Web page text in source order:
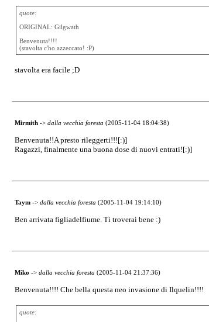
quote:
ORIGINAL: Gilgwath
Benvenuta!!!!
(stavolta c'ho azzeccato! :P)
stavolta era facile ;D
Mirmith-> dalla vecchia foresta (2005-11-04 18:04:38)
Benvenuta!!A presto rileggerti!!![:)]
Ragazzi, finalmente una buona dose di nuovi entrati![:)]
Taym-> dalla vecchia foresta (2005-11-04 19:14:10)
Ben arrivata figliadelfiume. Ti troverai bene :)
Miko -> dalla vecchia foresta (2005-11-04 21:37:36)
Benvenuta!!!! Che bella questa neo invasione di Ilquelin!!!!
quote: